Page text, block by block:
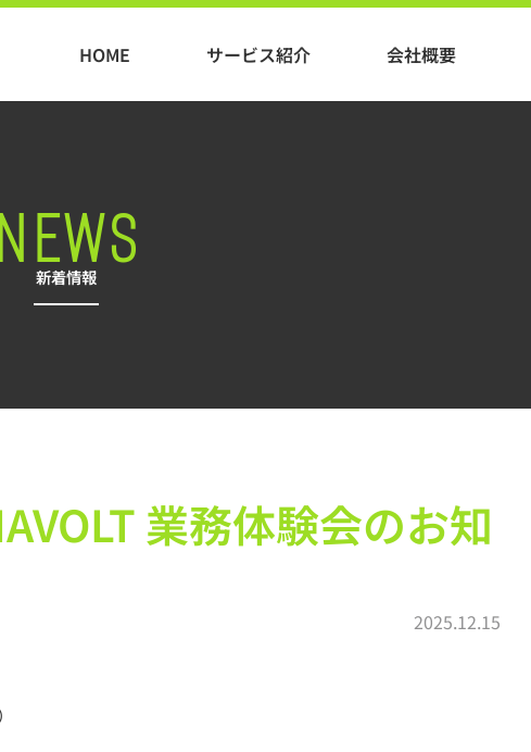
HOME サービス紹介 会社概要
新着情報
業務体験会のお知
2025.12.15